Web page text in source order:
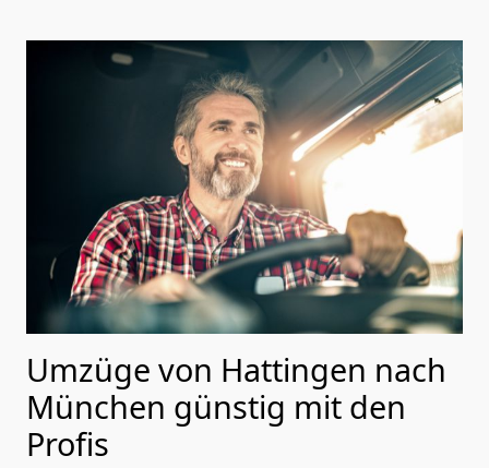
Umzüge von Hattingen nach
München günstig mit den
Profis